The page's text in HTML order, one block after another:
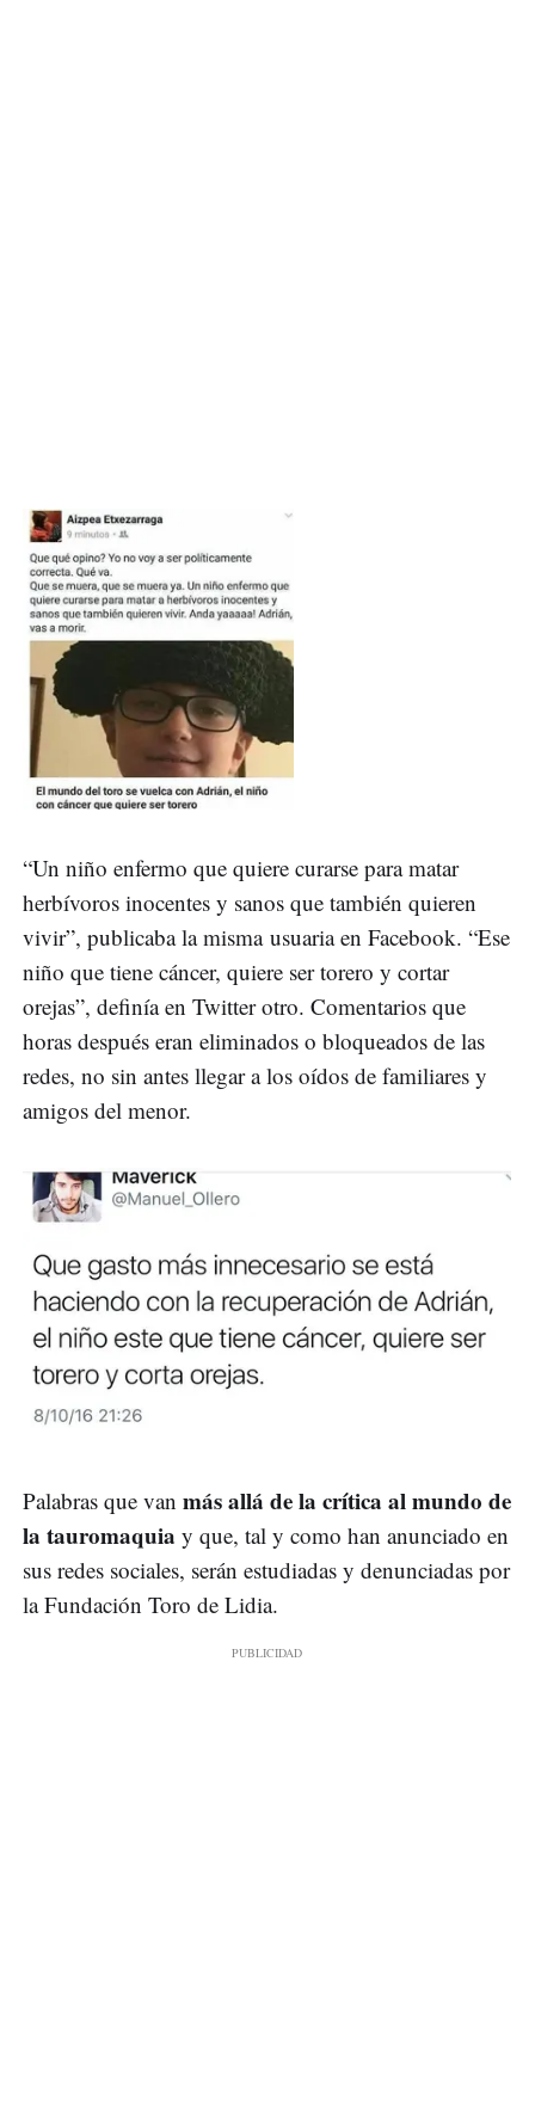
“Un niño enfermo que quiere curarse para matar
herbívoros inocentes y sanos que también quieren
vivir”, publicaba la misma usuaria en Facebook. “Ese
niño que tiene cáncer, quiere ser torero y cortar
orejas”, definía en Twitter otro. Comentarios que
horas después eran eliminados o bloqueados de las
redes, no sin antes llegar a los oídos de familiares y
amigos del menor.
Palabras que van más allá de la crítica al mundo de
la tauromaquia y que, tal y como han anunciado en
sus redes sociales, serán estudiadas y denunciadas por
la Fundación Toro de Lidia.